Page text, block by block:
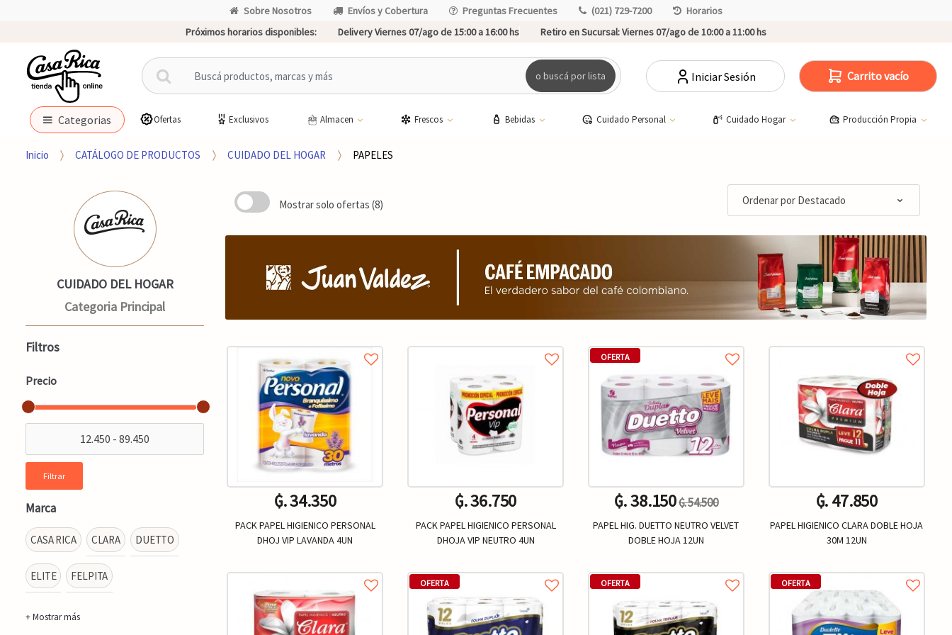
Sobre Nosotros Envíos y Cobertura Preguntas Frecuentes (021) 729-7200
Horarios
Próximos horarios disponibles:
Delivery Viernes 07/ago de 15:00 a 16:00 hs Retiro en Sucursal:Viernes 07/ago de 10:00 a 11:00 hs
B
u
c
r
r
:
o buscá por lista Iniciar Sesión Carrito vacío
Categorias Ofertas Exclusivos Almacen Frescos Bebidas Cuidado Personal Cuidado Hogar Producción Propia
Inicio CATÁLOGO DE PRODUCTOS CUIDADO DEL HOGAR PAPELES
Mostrar solo ofertas (8)
₲. 34.350
PACK PAPEL HIGIENICO PERSONAL
DHOJ VIP LAVANDA 4UN
+
₲. 36.750
PACK PAPEL HIGIENICO PERSONAL
DHOJA VIP NEUTRO 4UN
- +
OFERTA
₲. 38.150₲. 54.500
PAPEL HIG. DUETTO NEUTRO VELVET
DOBLE HOJA 12UN
- +
₲. 47.850
PAPEL HIGIENICO CLARA DOBLE HOJA
30M 12UN
- +
OFERTA OFERTA OFERTA
CUIDADO DEL HOGAR
Categoria Principal
Filtros
Precio
Filtrar
Marca
CASA RICA CLARA DUETTO
ELITE FELPITA
+ Mostrar más